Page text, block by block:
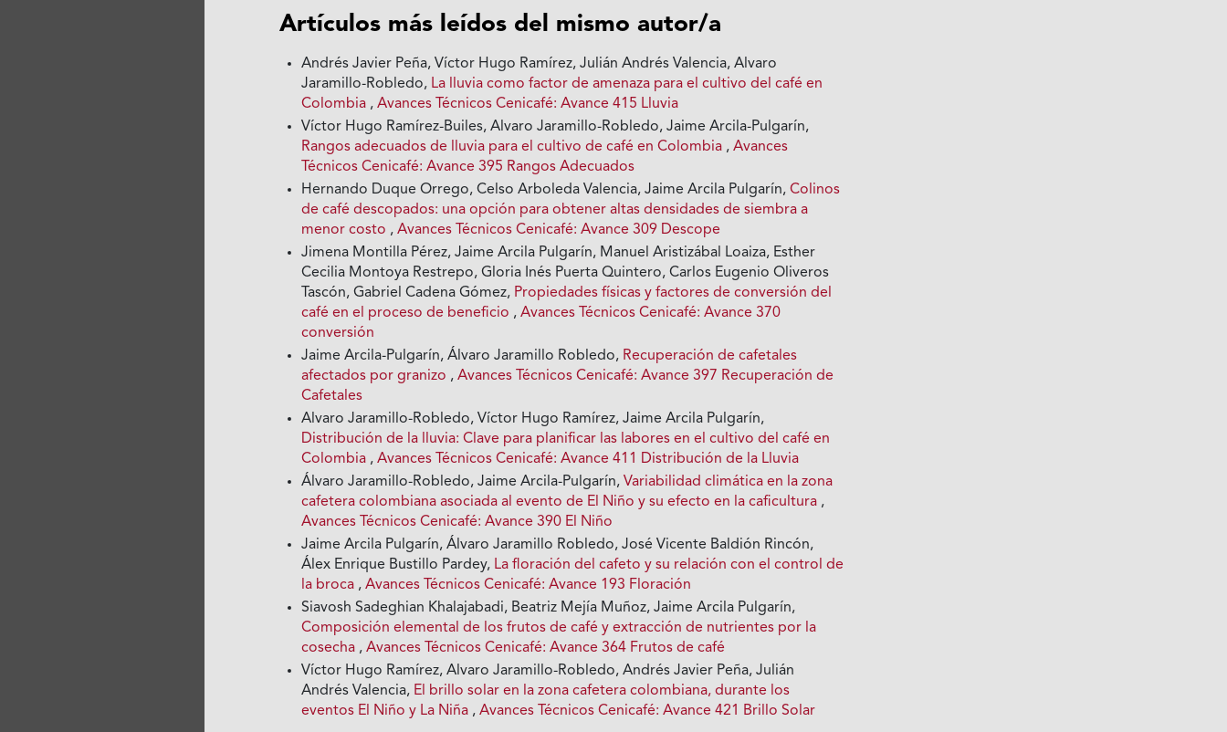
Artículos más leídos del mismo autor/a
Andrés Javier Peña, Víctor Hugo Ramírez, Julián Andrés Valencia, Alvaro
Jaramillo-Robledo, La lluvia como factor de amenaza para el cultivo del café en
Colombia ,Avances Técnicos Cenicafé: Avance 415 Lluvia
Víctor Hugo Ramírez-Builes, Alvaro Jaramillo-Robledo, Jaime Arcila-Pulgarín,
Rangos adecuados de lluvia para el cultivo de café en Colombia ,Avances
Técnicos Cenicafé: Avance 395 Rangos Adecuados
Hernando Duque Orrego, Celso Arboleda Valencia, Jaime Arcila Pulgarín,Colinos
de café descopados: una opción para obtener altas densidades de siembra a
menor costo ,Avances Técnicos Cenicafé: Avance 309 Descope
Jimena Montilla Pérez, Jaime Arcila Pulgarín, Manuel Aristizábal Loaiza, Esther
Cecilia Montoya Restrepo, Gloria Inés Puerta Quintero, Carlos Eugenio Oliveros
Tascón, Gabriel Cadena Gómez, Propiedades físicas y factores de conversión del
café en el proceso de beneficio ,Avances Técnicos Cenicafé: Avance 370
conversión
Jaime Arcila-Pulgarín, Álvaro Jaramillo Robledo, Recuperación de cafetales
afectados por granizo ,Avances Técnicos Cenicafé: Avance 397 Recuperación de
Cafetales
Alvaro Jaramillo-Robledo, Víctor Hugo Ramírez, Jaime Arcila Pulgarín,
Distribución de la lluvia: Clave para planificar las labores en el cultivo del café en
Colombia ,Avances Técnicos Cenicafé: Avance 411 Distribución de la Lluvia
Álvaro Jaramillo-Robledo, Jaime Arcila-Pulgarín,Variabilidad climática en la zona
cafetera colombiana asociada al evento de El Niño y su efecto en la caficultura ,
Avances Técnicos Cenicafé: Avance 390 El Niño
Jaime Arcila Pulgarín, Álvaro Jaramillo Robledo, José Vicente Baldión Rincón,
Álex Enrique Bustillo Pardey, La floración del cafeto y su relación con el control de
la broca ,Avances Técnicos Cenicafé: Avance 193 Floración
Siavosh Sadeghian Khalajabadi, Beatriz Mejía Muñoz, Jaime Arcila Pulgarín,
Composición elemental de los frutos de café y extracción de nutrientes por la
cosecha ,Avances Técnicos Cenicafé: Avance 364 Frutos de café
Víctor Hugo Ramírez, Alvaro Jaramillo-Robledo, Andrés Javier Peña, Julián
Andrés Valencia, El brillo solar en la zona cafetera colombiana, durante los
eventos El Niño y La Niña ,Avances Técnicos Cenicafé: Avance 421 Brillo Solar